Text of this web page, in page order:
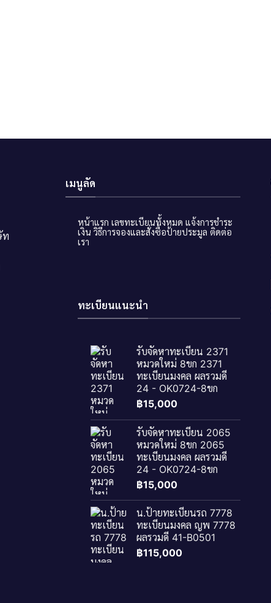
ท
เมนูลัด
หน้าแรก เลขทะเบียนทั้งหมด แจ้งการชำระ
เงิน วิธีการจองและสั่งซื้อป้ายประมูล ติดต่อ
เรา
ทะเบียนแนะนำ
รับจัดหาทะเบียน 2371
หมวดใหม่ 8ขก 2371
ทะเบียนมงคล ผลรวมดี
24 - OK0724-8ขก
฿15,000
รับจัดหาทะเบียน 2065
หมวดใหม่ 8ขก 2065
ทะเบียนมงคล ผลรวมดี
24 - OK0724-8ขก
฿15,000
น.ป้ายทะเบียนรถ 7778
ทะเบียนมงคล ญพ 7778
ผลรวมดี 41-B0501
฿115,000